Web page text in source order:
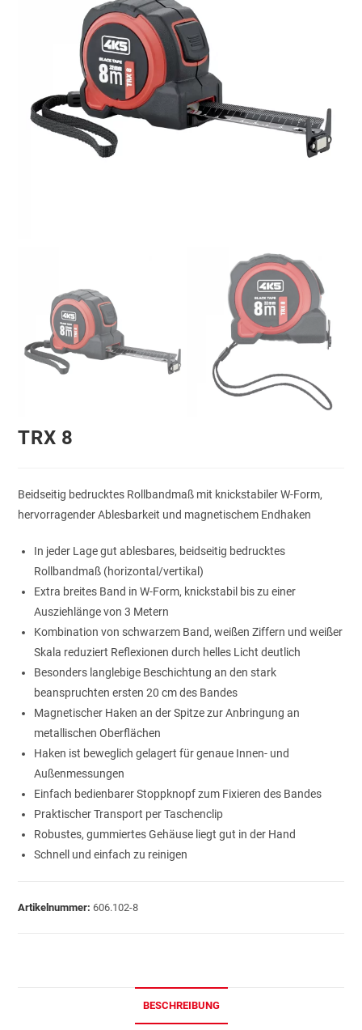
TRX 8
Beidseitig bedrucktes Rollbandmaß mit knickstabiler W-Form,
hervorragender Ablesbarkeit und magnetischem Endhaken
In jeder Lage gut ablesbares, beidseitig bedrucktes
Rollbandmaß (horizontal/vertikal)
Extra breites Band in W-Form, knickstabil bis zu einer
Ausziehlänge von 3 Metern
Kombination von schwarzem Band, weißen Ziffern und weißer
Skala reduziert Reflexionen durch helles Licht deutlich
Besonders langlebige Beschichtung an den stark
beanspruchten ersten 20 cm des Bandes
Magnetischer Haken an der Spitze zur Anbringung an
metallischen Oberflächen
Haken ist beweglich gelagert für genaue Innen- und
Außenmessungen
Einfach bedienbarer Stoppknopf zum Fixieren des Bandes
Praktischer Transport per Taschenclip
Robustes, gummiertes Gehäuse liegt gut in der Hand
Schnell und einfach zu reinigen
Artikelnummer:606.102-8
BESCHREIBUNG